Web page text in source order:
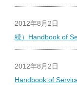
2012年8月2日
続）Handbook of
2012年8月2日
Handbook of